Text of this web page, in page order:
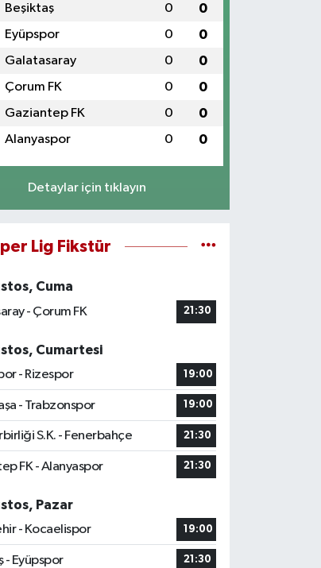
Beşiktaş 0 0
Eyüpspor 0 0
Galatasaray 0 0
Çorum FK 0 0
Gaziantep FK 0 0
Alanyaspor 0 0
Detaylar için tıklayın
Lig Fikstür
Cuma
- Çorum FK
21:30
Cumartesi
- Rizespor
19:00
- Trabzonspor 19:00
S.K. - Fenerbahçe 21:30
FK - Alanyaspor 21:30
Pazar
- Kocaelispor
19:00
- Eyüpspor 21:30